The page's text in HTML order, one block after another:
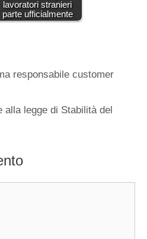
lavoratori stranieri
parte ufficialmente
responsabile customer
alla legge di Stabilità del